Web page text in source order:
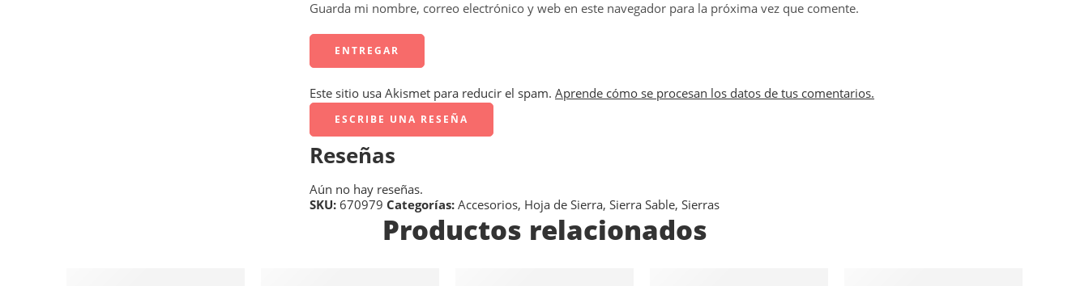
Guarda mi nombre, correo electrónico y web en este navegador para la próxima vez que comente.
Este sitio usa Akismet para reducir el spam. Aprende cómo se procesan los datos de tus comentarios.
ESCRIBE UNA RESEÑA
Reseñas
Aún no hay reseñas.
SKU: 670979 Categorías: Accesorios, Hoja de Sierra, Sierra Sable, Sierras
Productos relacionados